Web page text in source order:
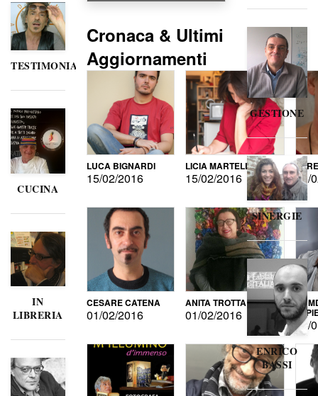
TESTIMONIANZE
CUCINA
IN
LIBRERIA
Cronaca & Ultimi
Aggiornamenti
LUCA BIGNARDI
15/02/2016
LICIA MARTELLI
15/02/2016 15/
CESARE CATENA
01/02/2016
ANITA TROTTA
01/02/2016 DI
15/
GESTIONE
SINERGIE
ENRICO
BASSI